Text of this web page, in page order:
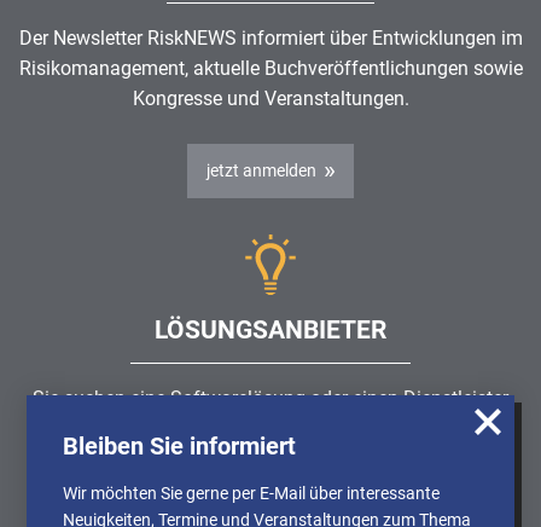
Wir nutzen Cookies, um u.A. anonymisierte
Informationen über die Nutzung unserer
Webseite zu erhalten und unser Angebot so
Der Newsletter RiskNEWS informiert über Entwicklungen im
Risikomanagement, aktuelle Buchveröffentlichungen sowie
Kongresse und Veranstaltungen.
jetzt anmelden
LÖSUNGSANBIETER
Sie suchen eine Softwarelösung oder einen Dienstleister
, IKS oder
ISMS?
Bleiben Sie informiert
Wir möchten Sie gerne per E-Mail über interessante
Neuigkeiten, Termine und Veranstaltungen zum Thema